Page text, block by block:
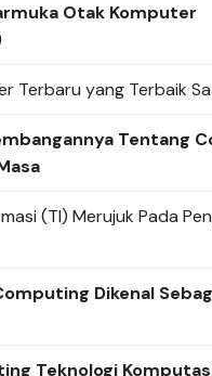
Otak Komputer
Terbaru yang Terbaik
Tentang
(TI) Merujuk Pada
Dikenal
Teknologi